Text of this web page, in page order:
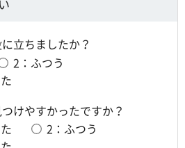
立ちましたか？
2：ふつう
けやすかったですか？
2：ふつう